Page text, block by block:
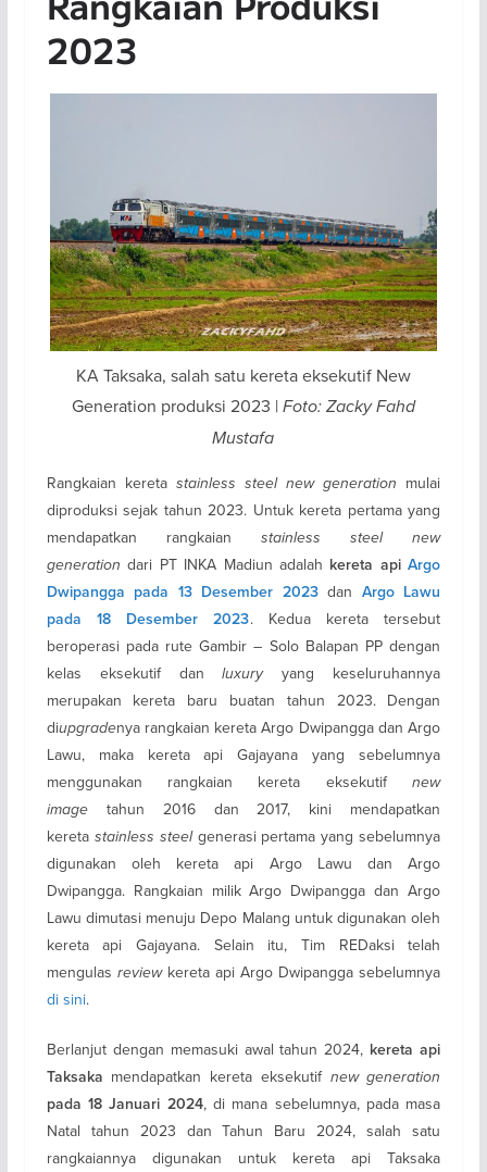
2023
KA Taksaka, salah satu kereta eksekutif New
Generation produksi 2023 | Foto: Zacky Fahd
Mustafa
Rangkaian kereta stainless steel new generation mulai
diproduksi sejak tahun 2023. Untuk kereta pertama yang
mendapatkan rangkaian stainless steel new
generationdari PT INKA Madiun adalah kereta apiArgo
Dwipangga pada 13 Desember 2023dan Argo Lawu
pada 18 Desember 2023. Kedua kereta tersebut
beroperasi pada rute Gambir – Solo Balapan PP dengan
kelas eksekutif danluxuryyang keseluruhannya
merupakan kereta baru buatan tahun 2023. Dengan
diupgradenya rangkaian kereta Argo Dwipangga dan Argo
Lawu, maka kereta api Gajayana yang sebelumnya
menggunakan rangkaian kereta eksekutifnew
image tahun 2016 dan 2017, kini mendapatkan
kereta stainless steel generasi pertama yang sebelumnya
digunakan oleh kereta api Argo Lawu dan Argo
Dwipangga. Rangkaian milik Argo Dwipangga dan Argo
Lawu dimutasi menuju Depo Malang untuk digunakan oleh
kereta api Gajayana. Selain itu, Tim REDaksi telah
mengulas reviewkereta api Argo Dwipangga sebelumnya
di sini.
Berlanjut dengan memasuki awal tahun 2024, kereta api
Taksaka mendapatkan kereta eksekutif new generation
pada 18 Januari 2024, di mana sebelumnya, pada masa
Natal tahun 2023 dan Tahun Baru 2024, salah satu
rangkaiannya digunakan untuk kereta api Taksaka